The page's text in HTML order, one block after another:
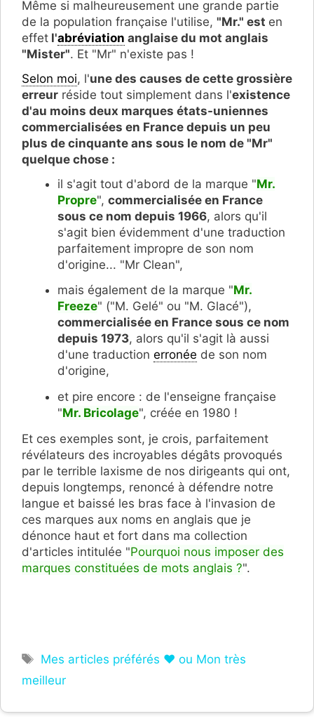
Même si malheureusement une grande partie
de la population française l'utilise, "Mr." est en
effet l'abréviation anglaise du mot anglais
"Mister". Et "Mr" n'existe pas !
Selon moi, l'une des causes de cette grossière
erreur réside tout simplement dans l'existence
d'au moins deux marques états-uniennes
commercialisées en France depuis un peu
plus de cinquante ans sous le nom de "Mr"
quelque chose :
il s'agit tout d'abord de la marque "Mr.
Propre", commercialisée en France
sous ce nom depuis 1966, alors qu'il
s'agit bien évidemment d'une traduction
parfaitement impropre de son nom
d'origine... "Mr Clean",
mais également de la marque "Mr.
Freeze" ("M. Gelé" ou "M. Glacé"),
commercialisée en France sous ce nom
depuis 1973, alors qu'il s'agit là aussi
d'une traduction erronée de son nom
d'origine,
et pire encore : de l'enseigne française
"Mr. Bricolage", créée en 1980 !
Et ces exemples sont, je crois, parfaitement
révélateurs des incroyables dégâts provoqués
par le terrible laxisme de nos dirigeants qui ont,
depuis longtemps, renoncé à défendre notre
langue et baissé les bras face à l'invasion de
ces marques aux noms en anglais que je
dénonce haut et fort dans ma collection
d'articles intitulée "Pourquoi nous imposer des
marques constituées de mots anglais ?".
Étiquettes
Mes articles préférés ❤ ou Mon très
meilleur